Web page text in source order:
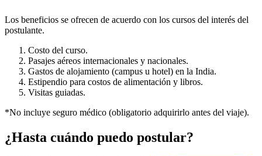
Los beneficios se ofrecen de acuerdo con los cursos del interés del
postulante.
Costo del curso.
Pasajes aéreos internacionales y nacionales.
Gastos de alojamiento (campus u hotel) en la India.
Estipendio para costos de alimentación y libros.
Visitas guiadas.
*No incluye seguro médico (obligatorio adquirirlo antes del viaje).
¿Hasta cuándo puedo postular?